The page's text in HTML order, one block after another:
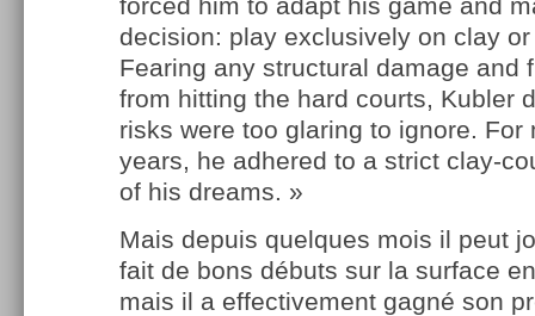
decision: play exclusively on clay or
Fearing any structural damage and
from hitting the hard courts, Kubler
risks were too glaring to ignore. For
years, he adhered to a strict clay-
of his dreams. »
Mais depuis quelques mois il peut
fait de bons débuts sur la surface
mais il a effectivement gagné son